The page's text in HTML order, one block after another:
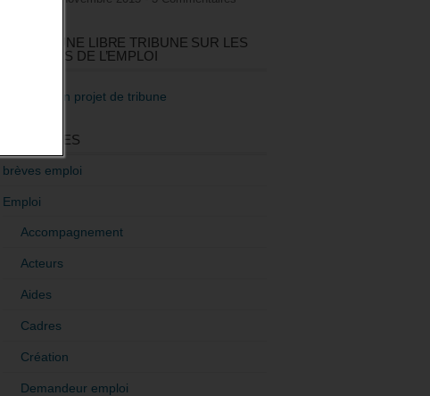
RÉDIGEZ UNE LIBRE TRIBUNE SUR LES
POLITIQUES DE L’EMPLOI
>Décrire mon projet de tribune
CATÉGORIES
brèves emploi
Emploi
Accompagnement
Acteurs
Aides
Cadres
Création
Demandeur emploi